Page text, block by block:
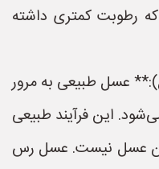
رطوبت کمتری داشته
عسل طبیعی به مرور
این فرآیند طبیعی
عسل نیست. عسل رس